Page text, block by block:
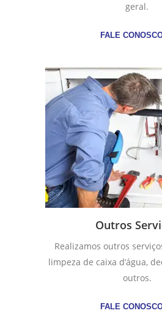
geral.
FALE
Outros
Realizamos outros
limpeza de caixa d’água,
outros.
FALE